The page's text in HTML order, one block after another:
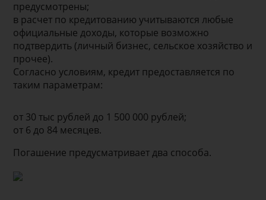
предусмотрены;
в расчет по кредитованию учитываются любые
официальные доходы, которые возможно
подтвердить (личный бизнес, сельское хозяйство и
прочее).
Согласно условиям, кредит предоставляется по
таким параметрам:
от 30 тыс рублей до 1 500 000 рублей;
от 6 до 84 месяцев.
Погашение предусматривает два способа.